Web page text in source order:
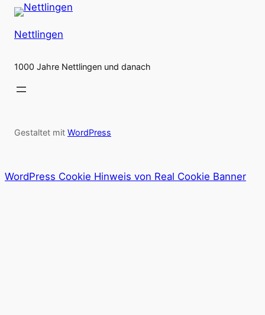
Nettlingen
1000 Jahre Nettlingen und danach
Gestaltet mit WordPress
WordPress Cookie Hinweis von Real Cookie Banner